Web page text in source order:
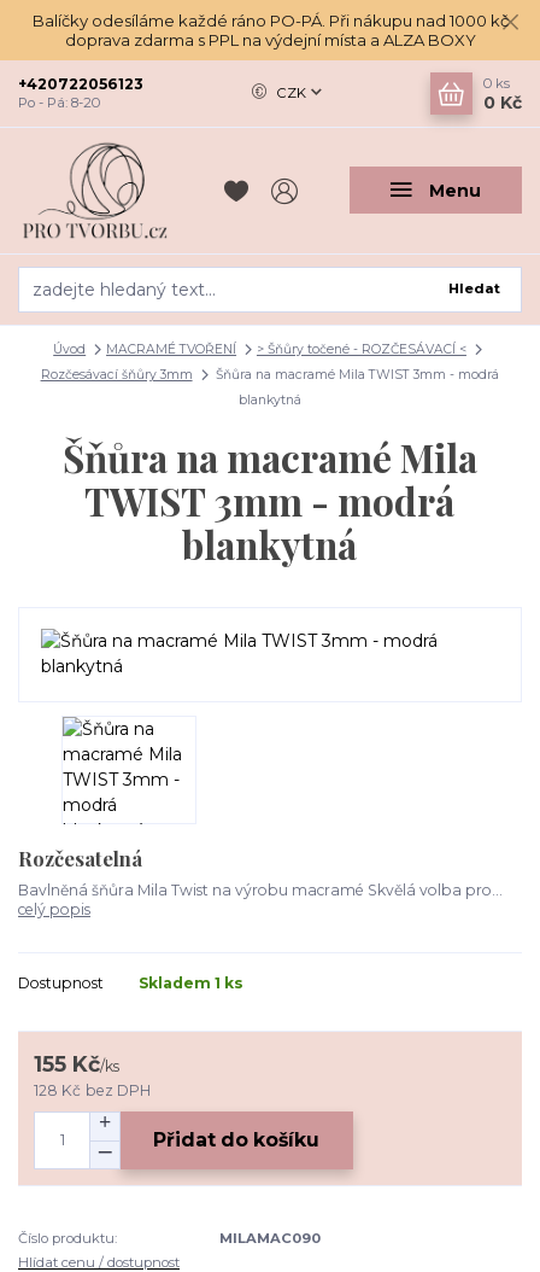
Balíčky odesíláme každé ráno PO-PÁ. Při nákupu nad 1000 kč
doprava zdarma s PPL na výdejní místa a ALZA BOXY
Menu
CZK
Hledat
+420722056123
Po - Pá: 8-20
0 ks
0 Kč
Úvod MACRAMÉ TVOŘENÍ
> Šňůry točené - ROZČESÁVACÍ <
Rozčesávací šňůry 3mm
Šňůra na macramé Mila TWIST 3mm - modrá
blankytná
Šňůra na macramé Mila
TWIST 3mm - modrá
blankytná
Rozčesatelná
Bavlněná šňůra Mila Twist na výrobu macramé Skvělá volba pro...
celý popis
Dostupnost Skladem 1 ks
155 Kč/ks
128 Kč bez DPH
Přidat do košíku
Číslo produktu:
MILAMAC090
Hlídat cenu / dostupnost